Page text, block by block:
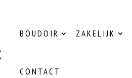
BOUDOIR ZAKELIJK
CONTACT